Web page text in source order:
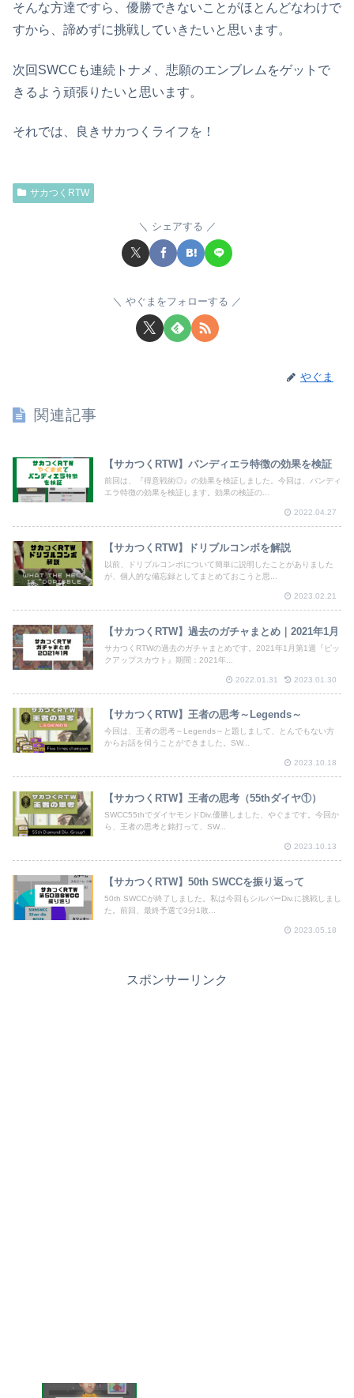
そんな方達ですら、優勝できないことがほとんどなわけで
すから、諦めずに挑戦していきたいと思います。
次回SWCCも連続トナメ、悲願のエンブレムをゲットで
きるよう頑張りたいと思います。
それでは、良きサカつくライフを！
サカつくRTW
シェアする
やぐまをフォローする
やぐま
関連記事
【サカつくRTW】バンディエラ特徴の効果を検証
前回は、『得意戦術◎』の効果を検証しました。今回は、バンディ
エラ特徴の効果を検証します。効果の検証の...
2022.04.27
【サカつくRTW】ドリブルコンボを解説
以前、ドリブルコンボについて簡単に説明したことがありました
が、個人的な備忘録としてまとめておこうと思...
2023.02.21
【サカつくRTW】過去のガチャまとめ｜2021年1月
サカつくRTWの過去のガチャまとめです。2021年1月第1週『ピッ
クアップスカウト』期間：2021年...
2022.01.31 2023.01.30
【サカつくRTW】王者の思考～Legends～
今回は、王者の思考～Legends～と題しまして、とんでもない方
からお話を伺うことができました。SW...
2023.10.18
【サカつくRTW】王者の思考（55thダイヤ①）
SWCC55thでダイヤモンドDiv.優勝しました、やぐまです。今回か
ら、王者の思考と銘打って、SW...
2023.10.13
【サカつくRTW】50th SWCCを振り返って
50th SWCCが終了しました。私は今回もシルバーDiv.に挑戦しまし
た。前回、最終予選で3分1敗...
2023.05.18
スポンサーリンク